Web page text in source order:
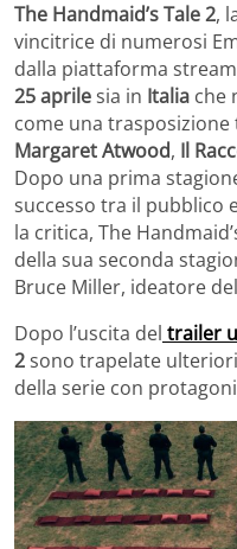
The Handmaid’s Tale 2,
vincitrice di numerosi
dalla piattaforma
25 aprilesia in Italia che
come una trasposizione
Margaret Atwood, Il
Dopo una prima
successo tra il pubblico
la critica, The
della sua seconda
Bruce Miller, ideatore
Dopo l’uscita del trailer
2sono trapelate
della serie con